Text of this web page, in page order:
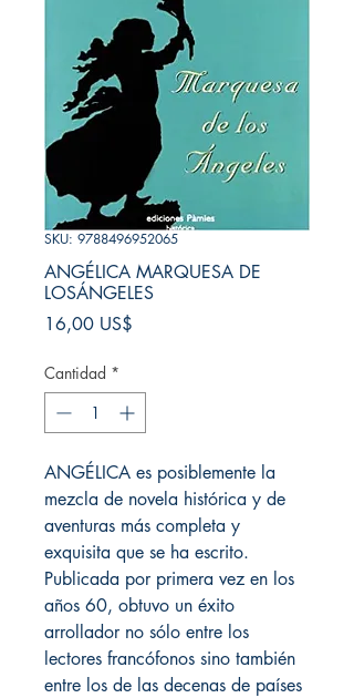
SKU: 9788496952065
ANGÉLICA MARQUESA DE
LOSÁNGELES
16,00 US$
Cantidad *
ANGÉLICA es posiblemente la
mezcla de novela histórica y de
aventuras más completa y
exquisita que se ha escrito.
Publicada por primera vez en los
años 60, obtuvo un éxito
arrollador no sólo entre los
lectores francófonos sino también
entre los de las decenas de países